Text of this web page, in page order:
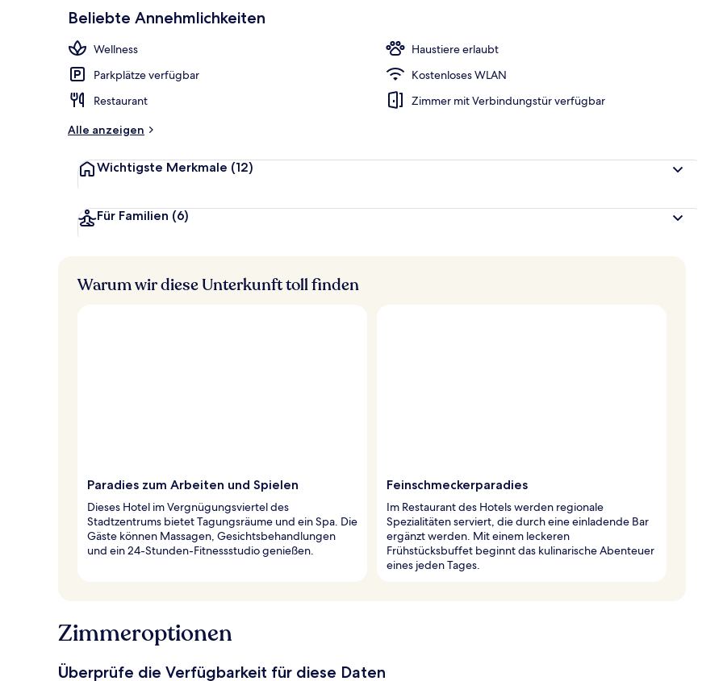
Beliebte Annehmlichkeiten
Wellness
Haustiere erlaubt
Parkplätze verfügbar
Kostenloses WLAN
Restaurant
Zimmer mit Verbindungstür verfügbar
Alle anzeigen
Wichtigste Merkmale (12)
Für Familien (6)
Warum wir diese Unterkunft toll finden
Paradies zum Arbeiten und Spielen
Dieses Hotel im Vergnügungsviertel des
Stadtzentrums bietet Tagungsräume und ein Spa. Die
Gäste können Massagen, Gesichtsbehandlungen
und ein 24-Stunden-Fitnessstudio genießen.
Feinschmeckerparadies
Im Restaurant des Hotels werden regionale
Spezialitäten serviert, die durch eine einladende Bar
ergänzt werden. Mit einem leckeren
Frühstücksbuffet beginnt das kulinarische Abenteuer
eines jeden Tages.
Zimmeroptionen
Überprüfe die Verfügbarkeit für diese Daten